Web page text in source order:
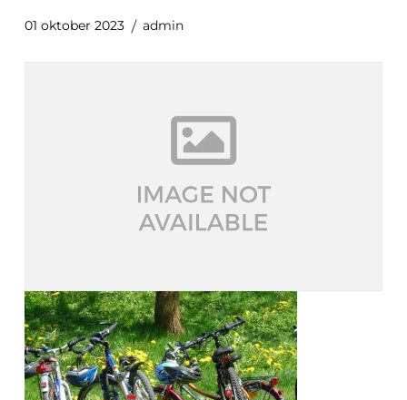
01 oktober 2023 admin